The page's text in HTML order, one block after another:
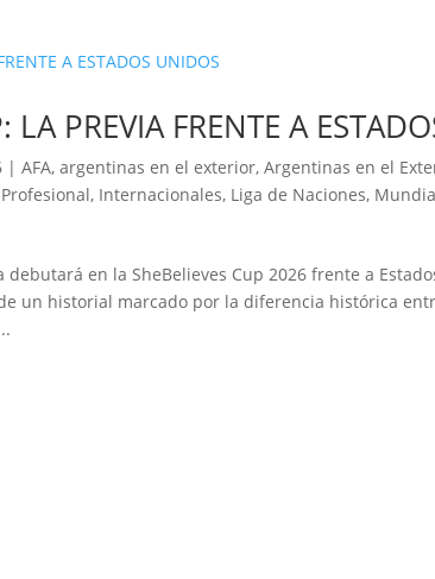
LA PREVIA FRENTE A
|AFA,argentinas en el exterior,Argentinas en el
, Internacionales, Liga de Naciones,
en la SheBelieves Cup 2026 frente a
un historial marcado por la diferencia histórica